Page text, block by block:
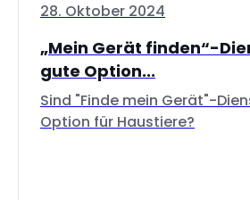
28. Oktober 2024
„Mein Gerät finden“-
gute Option...
Sind "Finde mein Gerät"-
Option für Haustiere?